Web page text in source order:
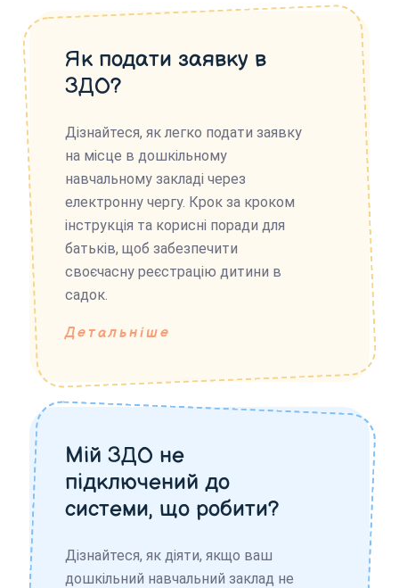
Як подати заявку в
ЗДО?
Дізнайтеся, як легко подати заявку
на місце в дошкільному
навчальному закладі через
електронну чергу. Крок за кроком
інструкція та корисні поради для
батьків, щоб забезпечити
своєчасну реєстрацію дитини в
садок.
Детальніше
Мій ЗДО не
підключений до
системи, що робити?
Дізнайтеся, як діяти, якщо ваш
дошкільний навчальний заклад не